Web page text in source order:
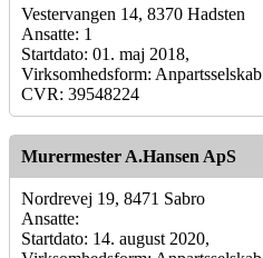
Vestervangen 14, 8370 Hadsten
Ansatte: 1
Startdato: 01. maj 2018,
Virksomhedsform: Anpartsselskab
CVR: 39548224
Murermester A.Hansen ApS
Nordrevej 19, 8471 Sabro
Ansatte:
Startdato: 14. august 2020,